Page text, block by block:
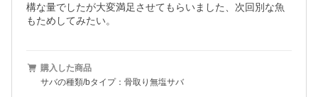
構な量でしたが大変満足させてもらいました、次回別な魚
もためしてみたい。
購入した商品
サバの種類/bタイプ：骨取り無塩サバ